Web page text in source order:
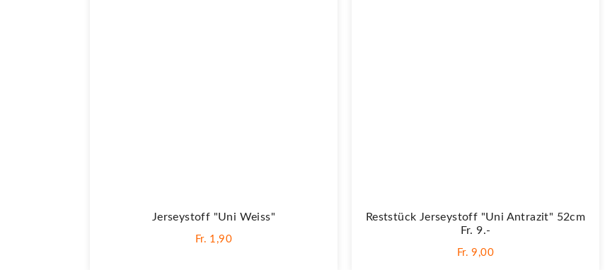
Jerseystoff "Uni Weiss"
Fr. 1,90
Reststück Jerseystoff "Uni Antrazit" 52cm
Fr. 9.-
Fr. 9,00